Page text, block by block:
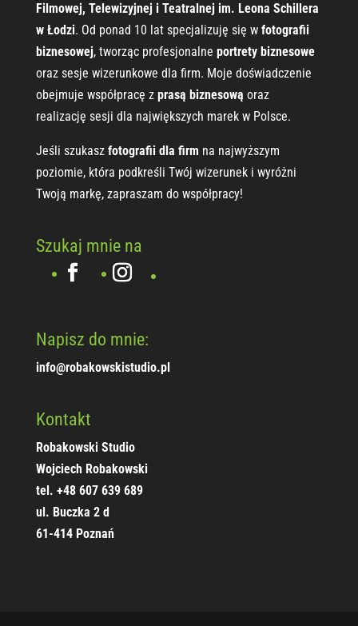
Filmowej, Telewizyjnej i Teatralnej im. Leona Schillera
w Łodzi. Od ponad 10 lat specjalizuję się w fotografii
biznesowej, tworząc profesjonalne portrety biznesowe
oraz sesje wizerunkowe dla firm. Moje doświadczenie
obejmuje współpracę z prasą biznesową oraz
realizację sesji dla największych marek w Polsce.
Jeśli szukasz fotografii dla firm na najwyższym
poziomie, która podkreśli Twój wizerunek i wyróżni
Twoją markę, zapraszam do współpracy!
Szukaj mnie na
Napisz do mnie:
info@robakowskistudio.pl
Kontakt
Robakowski Studio
Wojciech Robakowski
tel. +48 607 639 689
ul. Buczka 2 d
61-414 Poznań